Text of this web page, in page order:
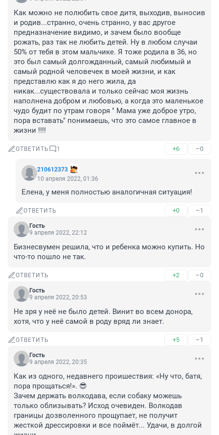
Как можно не полюбить свое дитя, выходив, выносив
и родив...странно, очень странно, у вас другое
предназначение видимо, и зачем было вообще
рожать, раз так не любить детей. Ну в любом случаи
50% от тебя в этом мальчике. Я тоже родила в 36, но
это был самый долгожданный, самый любимый и
самый родной человечек в моей жизни, и как
представлю как я до него жила, да
никак...существовала и только сейчас моя жизнь
наполнена добром и любовью, а когда это маленькое
чудо будит по утрам говоря " Мама уже доброе утро,
пора вставать" понимаешь, что это самое главное в
жизни !!!!
ОТВЕТИТЬ 1 +6 –0
210612373
10 апреля 2022, 01:36
Елена, у меня полностью аналогичная ситуация!
ОТВЕТИТЬ +0 –1
Гость
9 апреля 2022, 22:12
Бизнесвумен решила, что и ребенка можно купить. Но
что-то пошло не так.
ОТВЕТИТЬ +2 –0
Гость
9 апреля 2022, 20:53
Не зря у неё не было детей. Винит во всем донора,
хотя, что у неё самой в роду вряд ли знает.
ОТВЕТИТЬ +5 –1
Гость
9 апреля 2022, 20:35
Как из одного, недавнего проишествия: «Ну что, батя,
пора прощаться!». 😎
Зачем держать волкодава, если собаку можешь
только облизывать? Исход очевиден. Волкодав
границы дозволенного прощупает, не получит
жесткой дрессировки и все поймёт... Удачи, в долгой